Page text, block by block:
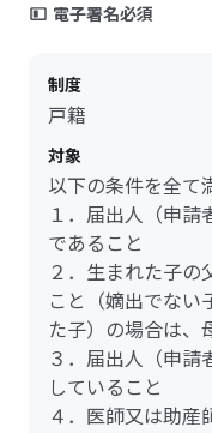
電子署名必須
制度
戸籍
対象
以下の条件を全て
１．届出人（申
であること
２．生まれた子の
こと（嫡出でない
た子）の場合は、
３．届出人（申請
していること
４．医師又は助産